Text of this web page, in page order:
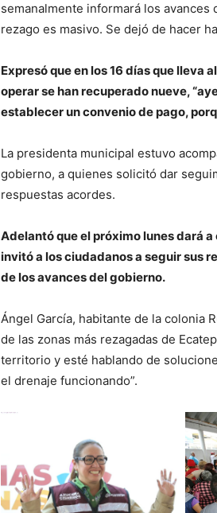
semanalmente informará los
rezago es masivo. Se dejó de hacer
Expresó que en los 16 días que lleva
operar se han recuperado nueve,
establecer un convenio de pago,
La presidenta municipal estuvo
gobierno, a quienes solicitó dar
respuestas acordes.
Adelantó que el próximo lunes dará
invitó a los ciudadanos a seguir sus
de los avances del gobierno.
Ángel García, habitante de la colonia
de las zonas más rezagadas de
territorio y esté hablando de
el drenaje funcionando”.